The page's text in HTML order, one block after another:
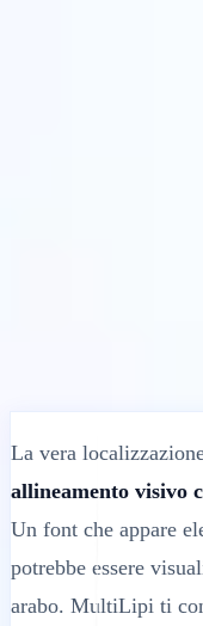
La vera
allineamento visivo
Un font che appare
potrebbe essere
arabo. MultiLipi ti